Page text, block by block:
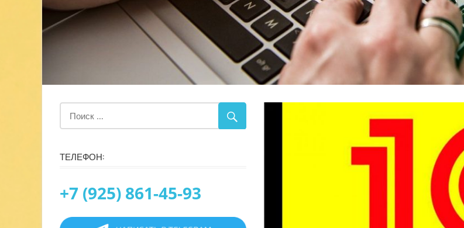
ТЕЛЕФОН:
+7 (925) 861-45-93